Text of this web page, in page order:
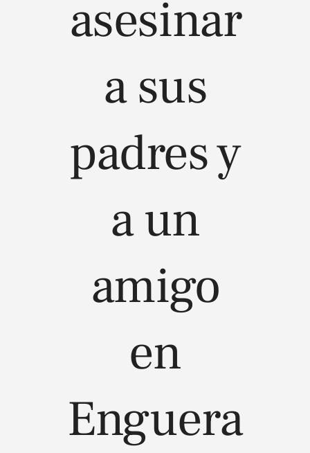
asesinar
a sus
padres y
a un
amigo
en
Enguera